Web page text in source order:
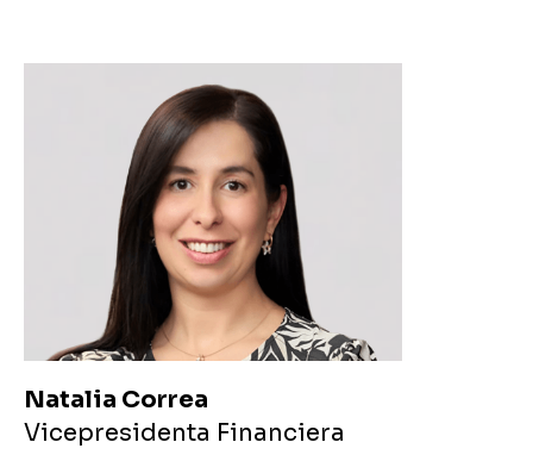
Natalia Correa
Vicepresidenta Financiera